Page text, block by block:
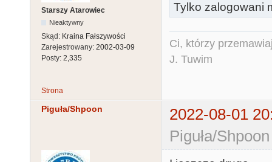
Starszy Atarowiec
Nieaktywny
Skąd: Kraina Fałszywości
Zarejestrowany: 2002-03-09
Posty: 2,335
Tylko zalogowani
Ci, którzy
J. Tuwim
Strona
Piguła/Shpoon
2022-08-01
Piguła/